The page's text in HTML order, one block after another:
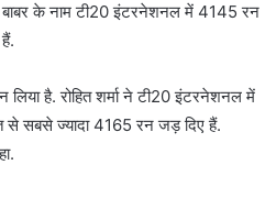
बाबर के नाम टी20 इंटरनेशनल में 4145 रन
लिया है. रोहित शर्मा ने टी20 इंटरनेशनल में
ज्यादा 4165 रन जड़ दिए हैं.